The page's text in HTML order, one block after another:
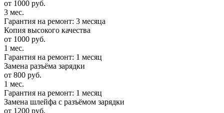
от 1000 руб.
3 мес.
Гарантия на ремонт: 3 месяца
Копия высокого качества
от 1000 руб.
1 мес.
Гарантия на ремонт: 1 месяц
Замена разъёма зарядки
от 800 руб.
1 мес.
Гарантия на ремонт: 1 месяц
Замена шлейфа с разъёмом зарядки
от 1200 руб.